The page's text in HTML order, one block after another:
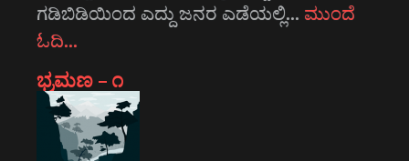
ಗಡಿಬಿಡಿಯಿಂದ ಎದ್ದು ಜನರ ಎಡೆಯಲ್ಲಿ… ಮುಂದೆ
ಓದಿ…
ಭ್ರಮಣ – ೧